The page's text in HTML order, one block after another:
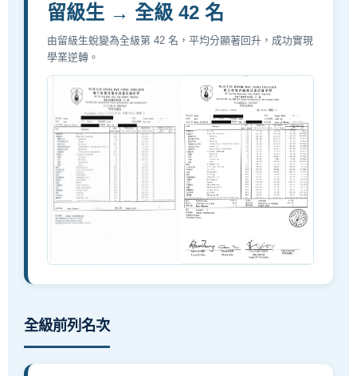
留級生 → 全級 42 名
由留級生蛻變為全級第 42 名，平均分顯著回升，成功實現
學業逆轉。
全級前列名次